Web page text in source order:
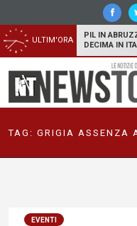
ULTIM'ORA
PIL IN
DECIMA IN
TAG: GRIGIA ASSENZA
EVENTI